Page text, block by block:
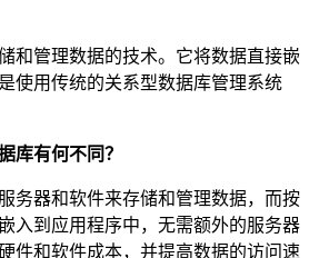
和管理数据的技术。它将数据直接嵌
使用传统的关系型数据库管理系统
库有何不同？
务器和软件来存储和管理数据，而按
入到应用程序中，无需额外的服务器
件和软件成本，并提高数据的访问速